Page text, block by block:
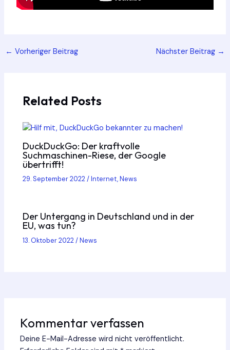
Post
← Vorheriger Beitrag Nächster Beitrag →
Related Posts
DuckDuckGo: Der kraftvolle
Suchmaschinen-Riese, der Google
übertrifft!
29. September 2022/Internet,News
Der Untergang in Deutschland und in der
EU, was tun?
13. Oktober 2022/News
Kommentar verfassen
Deine E-Mail-Adresse wird nicht veröffentlicht.